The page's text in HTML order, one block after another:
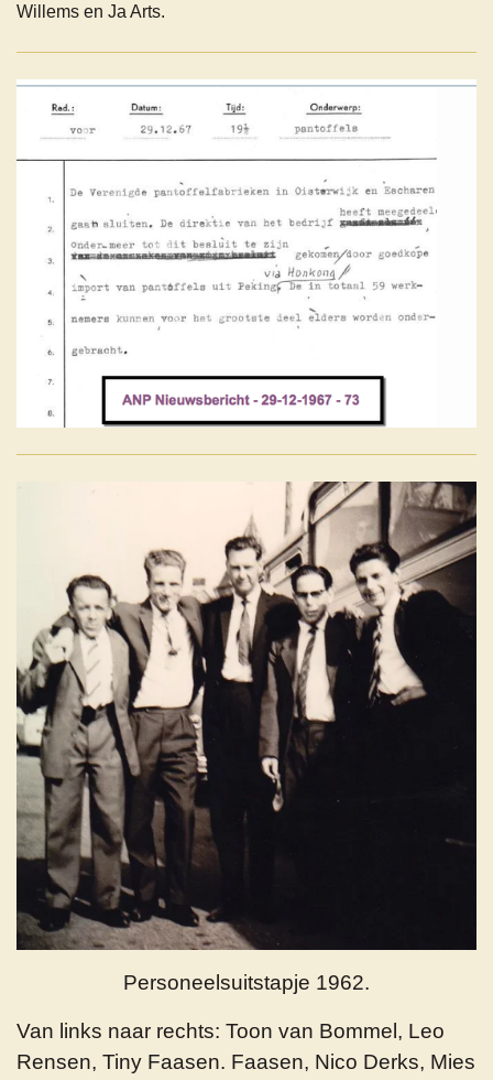
Willems en Ja Arts.
Personeelsuitstapje 1962.
Van links naar rechts: Toon van Bommel, Leo
Rensen, Tiny Faasen. Faasen, Nico Derks, Mies